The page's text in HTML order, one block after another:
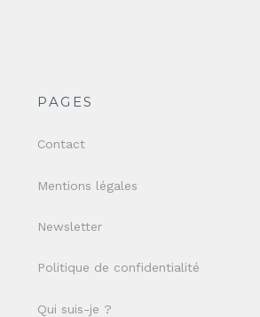
PAGES
Contact
Mentions légales
Newsletter
Politique de confidentialité
Qui suis-je ?